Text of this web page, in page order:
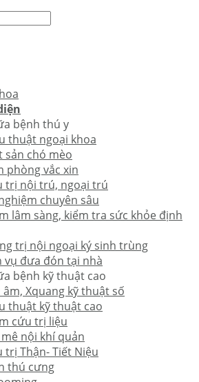
bệnh thú y
thuật ngoại khoa
sản chó mèo
phòng vắc xin
trị nội trú, ngoại trú
chuyên sâu
lâm sàng, kiểm tra sức khỏe định
trị nội ngoại ký sinh trùng
vụ đưa đón tại nhà
bệnh kỹ thuật cao
âm, Xquang kỹ thuật số
thuật kỹ thuật cao
cứu trị liệu
mê nội khí quản
trị Thận- Tiết Niệu
thú cưng